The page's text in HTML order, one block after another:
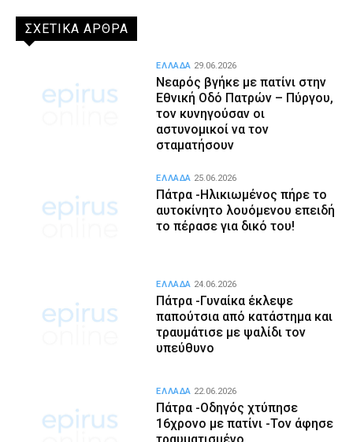
ΣΧΕΤΙΚΑ ΑΡΘΡΑ
Νεαρός βγήκε με πατίνι στην
Εθνική Οδό Πατρών – Πύργου,
τον κυνηγούσαν οι
αστυνομικοί να τον
σταματήσουν
ΕΛΛΑΔΑ 29.06.2026
Πάτρα -Ηλικιωμένος πήρε το
αυτοκίνητο λουόμενου επειδή
το πέρασε για δικό του!
ΕΛΛΑΔΑ 25.06.2026
Πάτρα -Γυναίκα έκλεψε
παπούτσια από κατάστημα και
τραυμάτισε με ψαλίδι τον
υπεύθυνο
ΕΛΛΑΔΑ 24.06.2026
Πάτρα -Οδηγός χτύπησε
16χρονο με πατίνι -Τον άφησε
τραυματισμένο
ΕΛΛΑΔΑ 22.06.2026